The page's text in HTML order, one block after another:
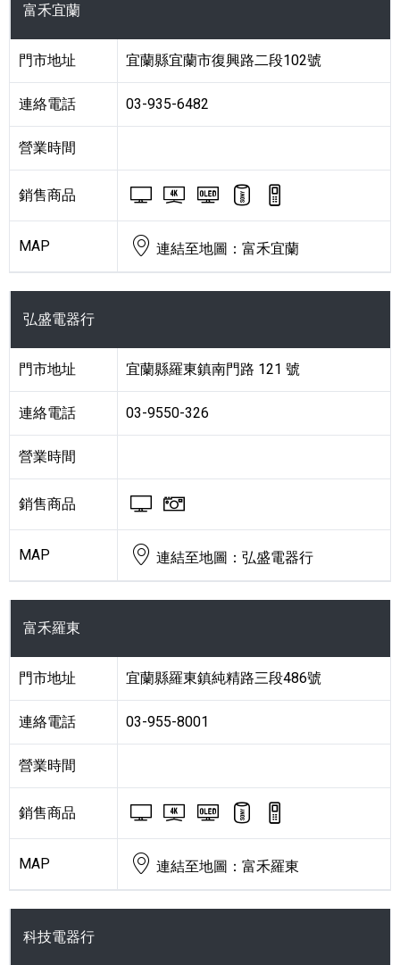
富禾宜蘭
門市地址 宜蘭縣宜蘭市復興路二段102號
連絡電話 03-935-6482
營業時間
銷售商品 BRAVIA 電視與顯示器
BRAVIA 4K 電視與顯
BRAVIA OLED 電
藍牙喇叭
MAP 連結至地圖：富禾宜蘭
弘盛電器行
門市地址 宜蘭縣羅東鎮南門路 121 號
連絡電話 03-9550-326
營業時間
銷售商品 BRAVIA 電視與顯示器
MAP 連結至地圖：弘盛電器行
富禾羅東
門市地址 宜蘭縣羅東鎮純精路三段486號
連絡電話 03-955-8001
營業時間
銷售商品 BRAVIA 電視與顯示器
BRAVIA 4K 電視與顯
BRAVIA OLED 電
藍牙喇叭
MAP 連結至地圖：富禾羅東
科技電器行